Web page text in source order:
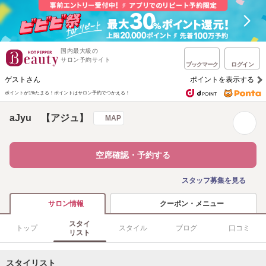
国内最大級の
サロン予約サイト
ブックマーク ログイン
ゲストさん ポイントを表示する
ポイントが1%たまる！ ポイントはサロン予約でつかえる！
aJyu 【アジュ】 MAP
空席確認・予約する
スタッフ募集を見る
サロン情報 クーポン・メニュー
トップ
スタイ
リスト
スタイル ブログ 口コミ
スタイリスト